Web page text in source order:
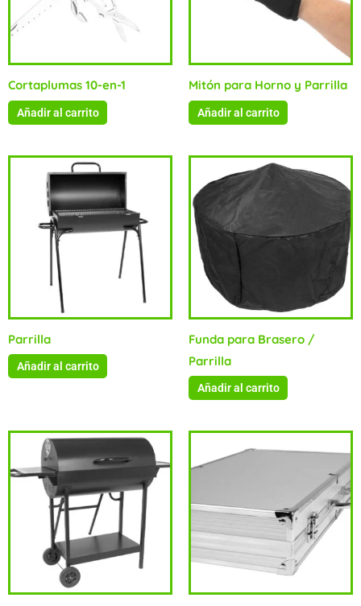
Cortaplumas 10-en-1
Añadir al carrito
Mitón para Horno y Parrilla
Añadir al carrito
Parrilla
Añadir al carrito
Funda para Brasero /
Parrilla
Añadir al carrito